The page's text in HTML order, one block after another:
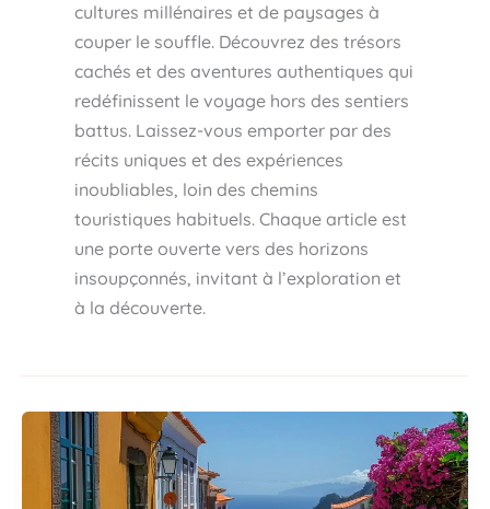
cultures millénaires et de paysages à
couper le souffle. Découvrez des trésors
cachés et des aventures authentiques qui
redéfinissent le voyage hors des sentiers
battus. Laissez-vous emporter par des
récits uniques et des expériences
inoubliables, loin des chemins
touristiques habituels. Chaque article est
une porte ouverte vers des horizons
insoupçonnés, invitant à l’exploration et
à la découverte.